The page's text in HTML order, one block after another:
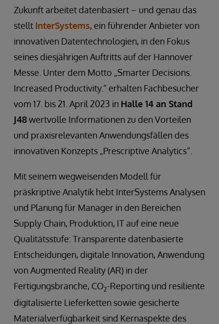
Zukunft arbeitet datenbasiert – und genau das
stellt InterSystems, ein führender Anbieter von
innovativen Datentechnologien, in den Fokus
seines diesjährigen Auftritts auf der Hannover
Messe. Unter dem Motto „Smarter Decisions.
Increased Productivity.“ erhalten Fachbesucher
vom 17. bis 21. April 2023 in Halle 14 an Stand
J48wertvolle Informationen zu den Vorteilen
und praxisrelevanten Anwendungsfällen des
innovativen Konzepts „Prescriptive Analytics“.
Mit seinem wegweisenden Modell für
präskriptive Analytik hebt InterSystems Analysen
und Planung für Manager in den Bereichen
Supply Chain, Produktion, IT auf eine neue
Qualitätsstufe: Transparente datenbasierte
Entscheidungen, digitale Innovation, Anwendung
von Augmented Reality (AR) in der
Fertigungsbranche, CO2-Reporting und resiliente
digitalisierte Lieferketten sowie gesicherte
Materialverfügbarkeit sind Kernaspekte des